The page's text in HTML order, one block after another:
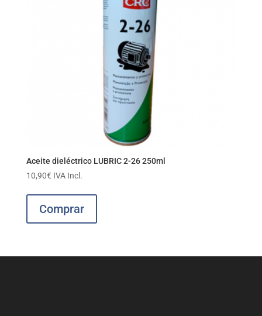
Aceite dieléctrico LUBRIC 2-26 250ml
10,90€ IVA Incl.
Comprar